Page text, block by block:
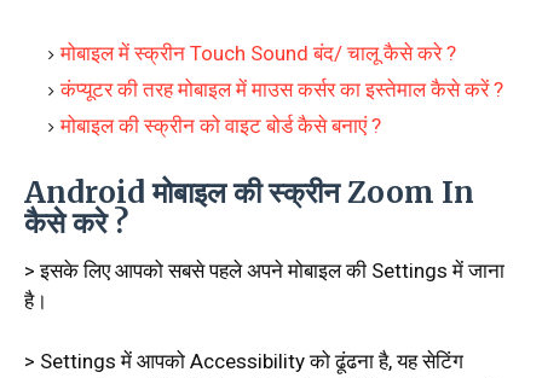
मोबाइल में स्क्रीन Touch Sound बंद/ चालू कैसे करे ?
कंप्यूटर की तरह मोबाइल में माउस कर्सर का इस्तेमाल कैसे करें ?
मोबाइल की स्क्रीन को वाइट बोर्ड कैसे बनाएं ?
Android मोबाइल की स्क्रीन Zoom In
कैसे करे ?
> इसके लिए आपको सबसे पहले अपने मोबाइल की Settings में जाना
है।
> Settings में आपको Accessibility को ढूंढना है, यह सेटिंग